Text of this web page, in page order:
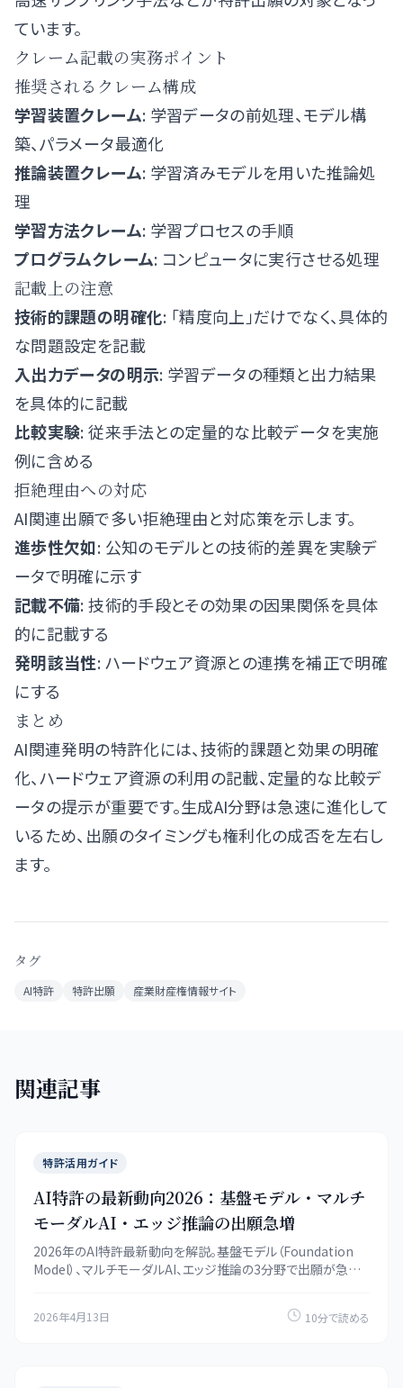
ています。
クレーム記載の実務ポイント
推奨されるクレーム構成
学習装置クレーム: 学習データの前処理、モデル構
築、パラメータ最適化
推論装置クレーム: 学習済みモデルを用いた推論処
理
学習方法クレーム: 学習プロセスの手順
プログラムクレーム: コンピュータに実行させる処理
記載上の注意
技術的課題の明確化: 「精度向上」だけでなく、具体的
な問題設定を記載
入出力データの明示: 学習データの種類と出力結果
を具体的に記載
比較実験: 従来手法との定量的な比較データを実施
例に含める
拒絶理由への対応
AI関連出願で多い拒絶理由と対応策を示します。
進歩性欠如: 公知のモデルとの技術的差異を実験デ
ータで明確に示す
記載不備: 技術的手段とその効果の因果関係を具体
的に記載する
発明該当性: ハードウェア資源との連携を補正で明確
にする
まとめ
AI関連発明の特許化には、技術的課題と効果の明確
化、ハードウェア資源の利用の記載、定量的な比較デ
ータの提示が重要です。生成AI分野は急速に進化して
いるため、出願のタイミングも権利化の成否を左右し
ます。
タグ
AI特許 特許出願 産業財産権情報サイト
関連記事
特許活用ガイド
AI特許の最新動向2026：基盤モデル・マルチ
モーダルAI・エッジ推論の出願急増
2026年のAI特許最新動向を解説。基盤モデル（Foundation
Model）、マルチモーダルAI、エッジ推論の3分野で出願が急増
2026年4月13日 10分で読める